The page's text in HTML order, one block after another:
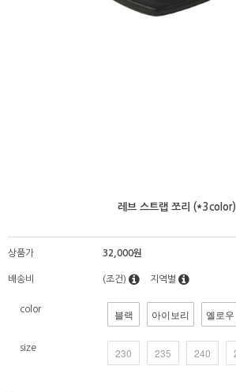
레브 스트랩 쪼리 (*3color)
상품가 32,000원
배송비 (조건) 지역별
color 블랙 아이보리 옐로우
size 230 235 240